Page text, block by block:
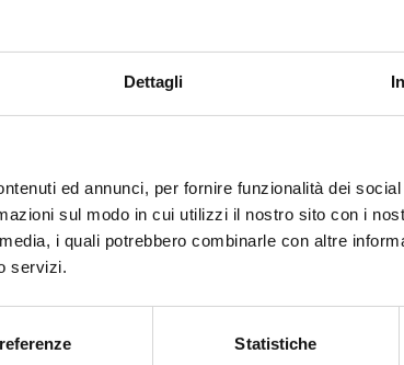
Dettagli
ed annunci, per fornire funzionalità dei
sul modo in cui utilizzi il nostro sito con i
i quali potrebbero combinarle con altre
servizi.
Statistiche
8 giorni
daSavonaconCosta Toscana
Palma, Palermo, Civitavecchia, Savona
Mediterraneo